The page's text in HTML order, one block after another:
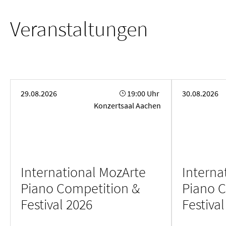
Veranstaltungen
29.08.2026
19:00 Uhr
Konzertsaal Aachen
International MozArte
Piano Competition &
Festival 2026
30.08.2026
Piano